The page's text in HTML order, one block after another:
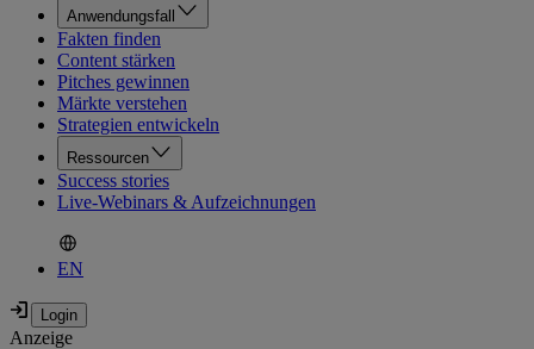
Anwendungsfall
Fakten finden
Content stärken
Pitches gewinnen
Märkte verstehen
Strategien entwickeln
Ressourcen
Success stories
Live-Webinars & Aufzeichnungen
EN
Anzeige